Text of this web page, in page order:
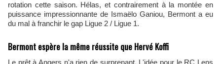
rotation cette saison. Hélas, et contrairement à la montée en
puissance impressionnante de Ismaëlo Ganiou, Bermont a eu
du mal à franchir le gap Ligue 2 / Ligue 1.
Bermont espère la même réussite que Hervé Koffi
Le prêt à Angers n'a rien de surprenant. L'idée pour le RC Lens